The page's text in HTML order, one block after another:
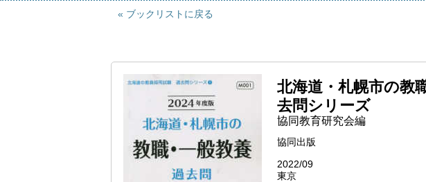
ブックリストに戻る
北海道・札幌市の教
去問シリーズ
協同教育研究会編
協同出版
2022/09
東京